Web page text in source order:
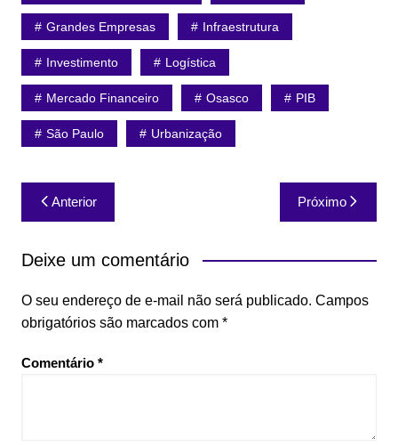
Grandes Empresas Infraestrutura
Investimento Logística
Mercado Financeiro Osasco PIB
São Paulo Urbanização
Navegação
de
Post
Anterior Próximo
Deixe um comentário
O seu endereço de e-mail não será publicado. Campos
obrigatórios são marcados com *
Comentário *